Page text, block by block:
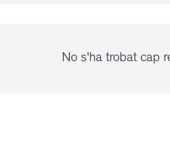
No s'ha trobat cap